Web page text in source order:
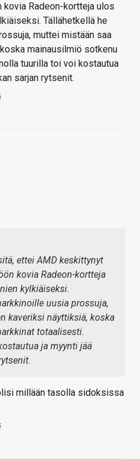
Radeon-kortteja ulos
Tällähetkellä he
muttei mistään saa
mainausilmiö sotkenu
tuurilla toi voi kostautua
sarjan rytsenit.
ettei AMD keskittynyt
kovia Radeon-kortteja
kylkiäiseksi.
uusia prossuja,
kaveriksi näyttiksiä, koska
totaalisesti.
ja myynti jää
millään tasolla sidoksissa